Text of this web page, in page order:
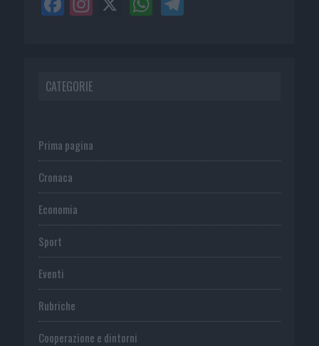
CATEGORIE
Prima pagina
Cronaca
Economia
Sport
Eventi
Rubriche
Cooperazione e dintorni